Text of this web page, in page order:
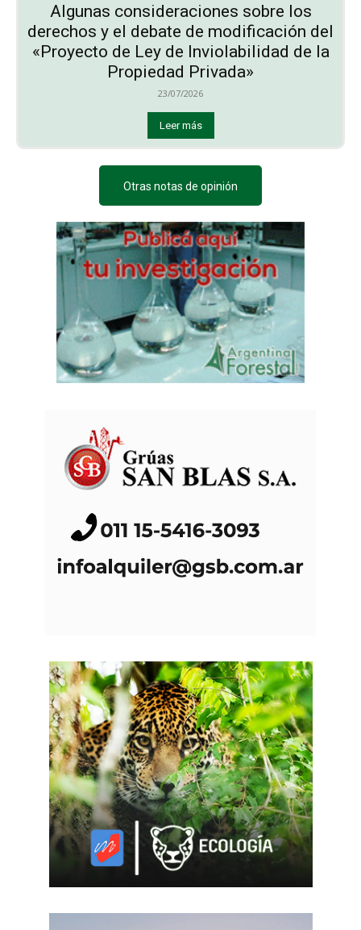
Algunas consideraciones sobre los
derechos y el debate de modificación del
«Proyecto de Ley de Inviolabilidad de la
Propiedad Privada»
23/07/2026
Leer más
Otras notas de opinión